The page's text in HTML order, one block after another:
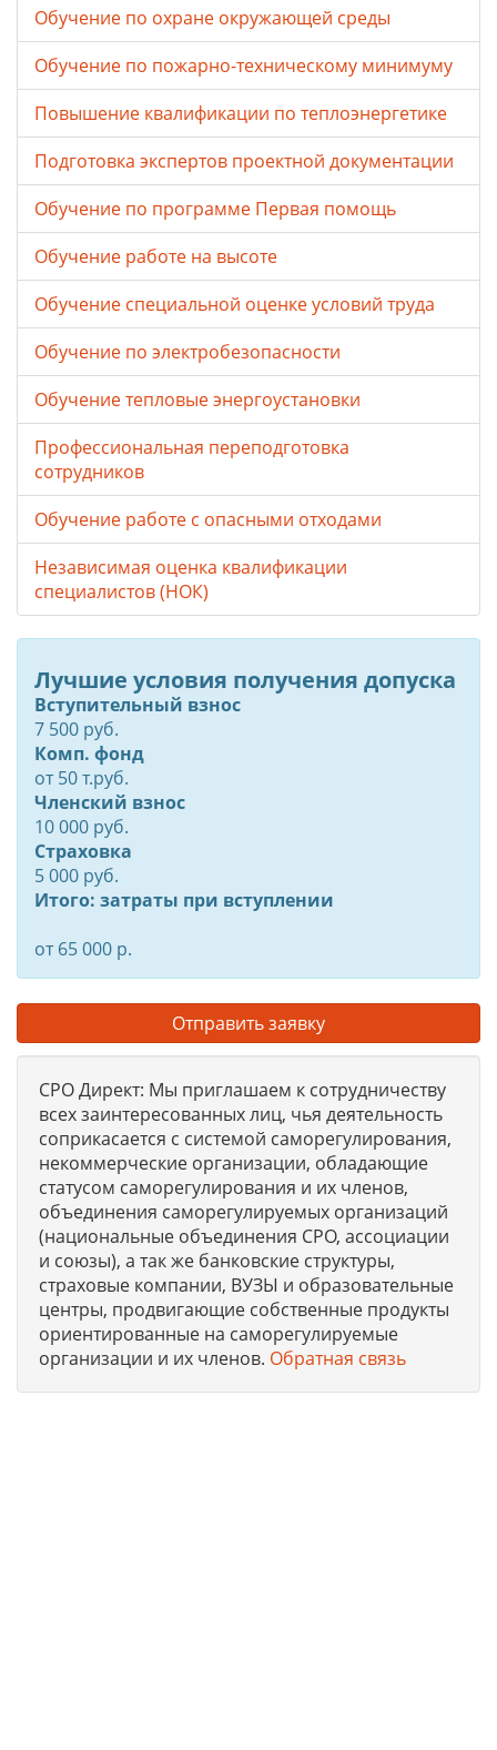
Обучение по охране окружающей среды
Обучение по пожарно-техническому минимуму
Повышение квалификации по теплоэнергетике
Подготовка экспертов проектной документации
Обучение по программе Первая помощь
Обучение работе на высоте
Обучение специальной оценке условий труда
Обучение по электробезопасности
Обучение тепловые энергоустановки
Профессиональная переподготовка
сотрудников
Обучение работе с опасными отходами
Независимая оценка квалификации
специалистов (НОК)
Лучшие условия получения допуска
Вступительный взнос
7 500 руб.
Комп. фонд
от50т.руб.
Членский взнос
10 000 руб.
Страховка
5 000 руб.
Итого: затраты при вступлении
от 65 000 р.
Отправить заявку
СРО Директ: Мы приглашаем к сотрудничеству
всех заинтересованных лиц, чья деятельность
соприкасается с системой саморегулирования,
некоммерческие организации, обладающие
статусом саморегулирования и их членов,
объединения саморегулируемых организаций
(национальные объединения СРО, ассоциации
и союзы), а так же банковские структуры,
страховые компании, ВУЗЫ и образовательные
центры, продвигающие собственные продукты
ориентированные на саморегулируемые
организации и их членов. Обратная связь